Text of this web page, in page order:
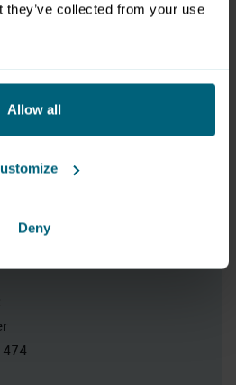
they’ve collected from your use
Allow all
Deny
08:15 - 12:15 Uhr
39c
474